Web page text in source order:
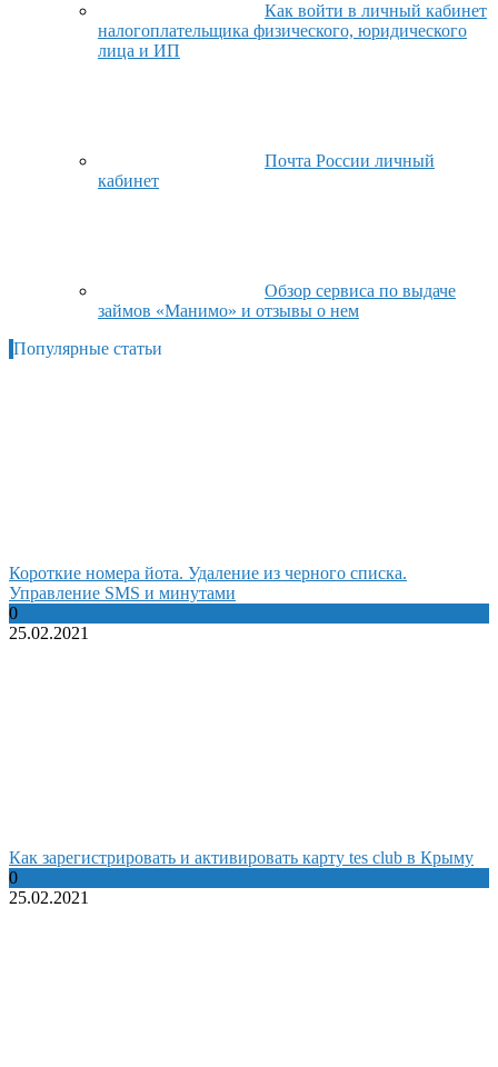
Как войти в личный кабинет
налогоплательщика физического, юридического
лица и ИП
Почта России личный
кабинет
Обзор сервиса по выдаче
займов «Манимо» и отзывы о нем
Популярные статьи
Короткие номера йота. Удаление из черного списка.
Управление SMS и минутами
0
25.02.2021
Как зарегистрировать и активировать карту tes club в Крыму
0
25.02.2021